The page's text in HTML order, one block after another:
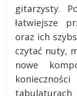
gitarzysty.
łatwiejsze
oraz ich
czytać nuty,
nowe
tabulaturach